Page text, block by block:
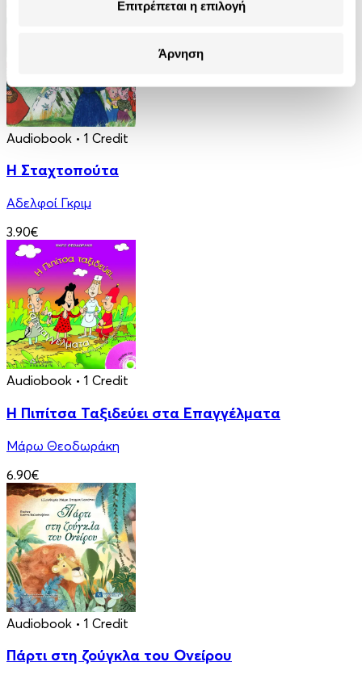
Επιτρέπεται η επιλογή
Άρνηση
Audiobook • 1 Credit
Η Σταχτοπούτα
Αδελφοί Γκριμ
3.90€
Audiobook • 1 Credit
Η Πιπίτσα Ταξιδεύει στα Επαγγέλματα
Μάρω Θεοδωράκη
6.90€
Audiobook • 1 Credit
Πάρτι στη ζούγκλα του Ονείρου